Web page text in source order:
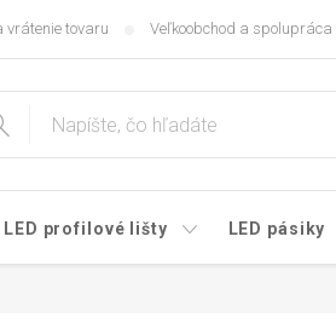
vrátenie tovaru Veľkoobchod a spolupráca
LED profilové lišty LED pásiky